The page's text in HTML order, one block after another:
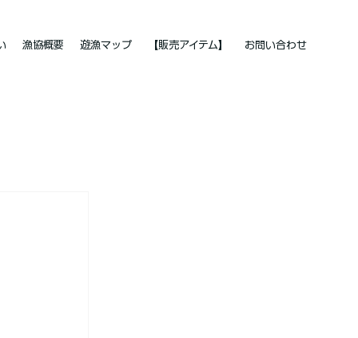
漁協概要 遊漁マップ 【販売アイテム】 お問い合わせ